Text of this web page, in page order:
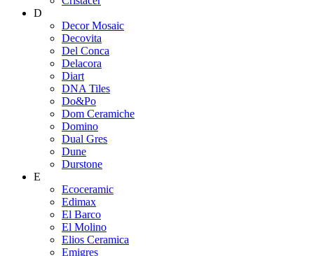
D
Decor Mosaic
Decovita
Del Conca
Delacora
Diart
DNA Tiles
Do&Po
Dom Ceramiche
Domino
Dual Gres
Dune
Durstone
E
Ecoceramic
Edimax
El Barco
El Molino
Elios Ceramica
Emigres